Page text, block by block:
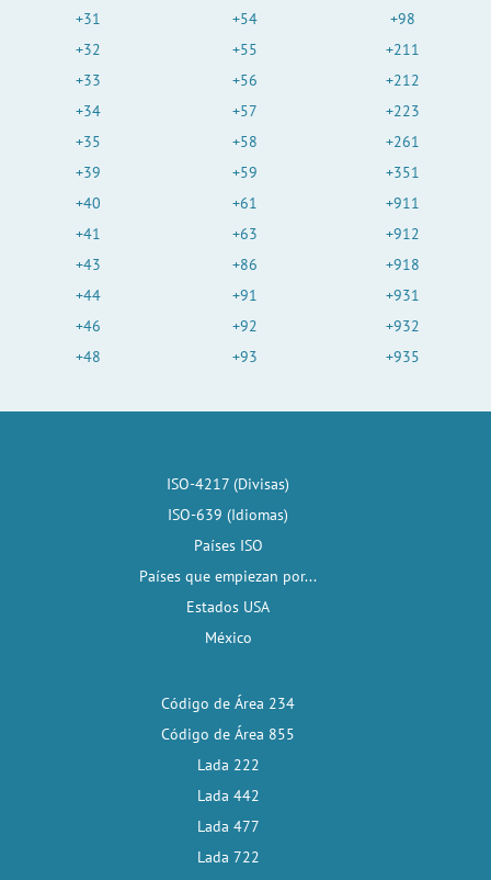
+31
+32
+33
+34
+35
+39
+40
+41
+43
+44
+46
+48
+54
+55
+56
+57
+58
+59
+61
+63
+86
+91
+92
+93
+98
+211
+212
+223
+261
+351
+911
+912
+918
+931
+932
+935
ISO-4217 (Divisas)
ISO-639 (Idiomas)
Países ISO
Países que empiezan por...
Estados USA
México
Código de Área 234
Código de Área 855
Lada 222
Lada 442
Lada 477
Lada 722